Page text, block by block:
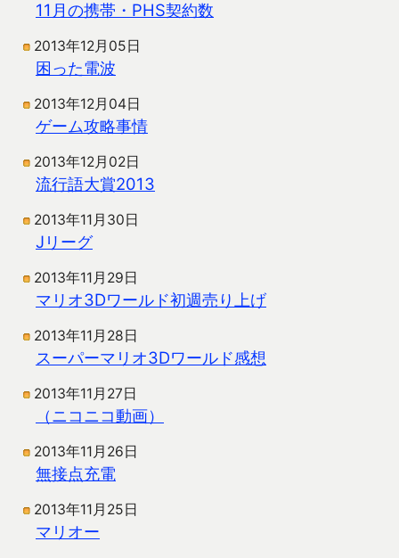
11月の携帯・PHS契約数
2013年12月05日
困った電波
2013年12月04日
ゲーム攻略事情
2013年12月02日
流行語大賞2013
2013年11月30日
Jリーグ
2013年11月29日
マリオ3Dワールド初週売り上げ
2013年11月28日
スーパーマリオ3Dワールド感想
2013年11月27日
（ニコニコ動画）
2013年11月26日
無接点充電
2013年11月25日
マリオー